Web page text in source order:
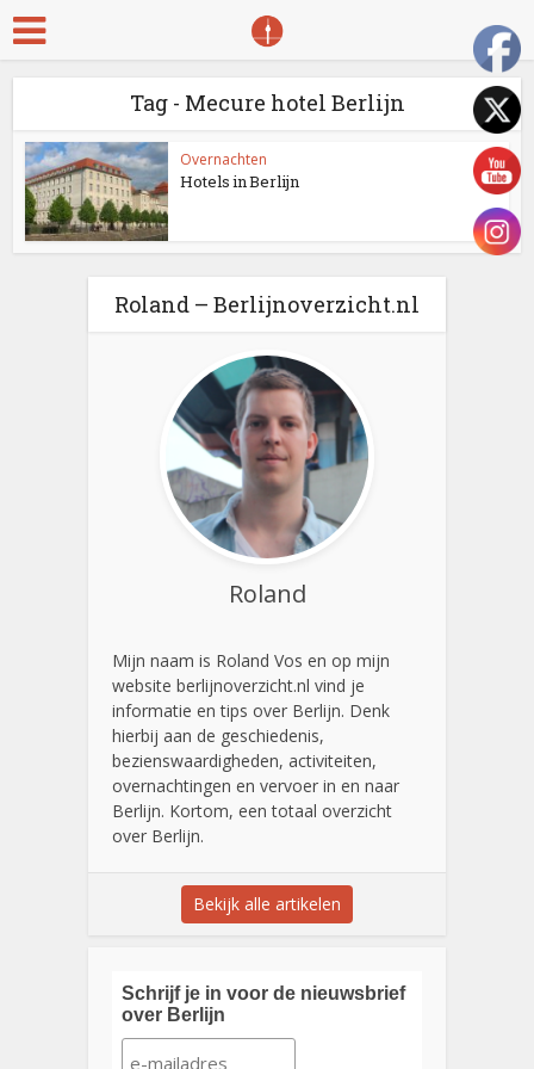
Tag - Mecure hotel Berlijn
Overnachten
Hotels in Berlijn
Roland – Berlijnoverzicht.nl
Roland
Mijn naam is Roland Vos en op mijn
website berlijnoverzicht.nl vind je
informatie en tips over Berlijn. Denk
hierbij aan de geschiedenis,
bezienswaardigheden, activiteiten,
overnachtingen en vervoer in en naar
Berlijn. Kortom, een totaal overzicht
over Berlijn.
Bekijk alle artikelen
Schrijf je in voor de nieuwsbrief
over Berlijn